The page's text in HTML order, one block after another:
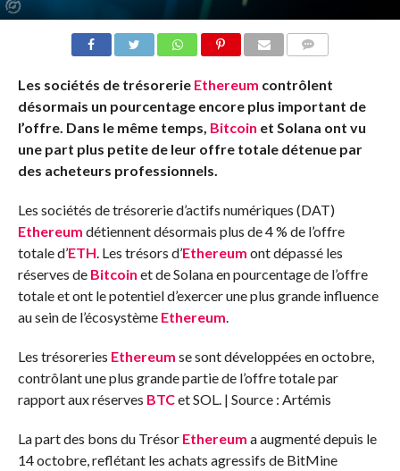
Les sociétés de trésorerie Ethereum contrôlent
désormais un pourcentage encore plus important de
l’offre. Dans le même temps, Bitcoin et Solana ont vu
une part plus petite de leur offre totale détenue par
des acheteurs professionnels.
Les sociétés de trésorerie d’actifs numériques (DAT)
Ethereum détiennent désormais plus de 4 % de l’offre
totale d’ETH. Les trésors d’Ethereum ont dépassé les
réserves de Bitcoin et de Solana en pourcentage de l’offre
totale et ont le potentiel d’exercer une plus grande influence
au sein de l’écosystème Ethereum.
Les trésoreries Ethereum se sont développées en octobre,
contrôlant une plus grande partie de l’offre totale par
rapport aux réserves BTCet SOL. | Source : Artémis
La part des bons du Trésor Ethereum a augmenté depuis le
14 octobre, reflétant les achats agressifs de BitMine